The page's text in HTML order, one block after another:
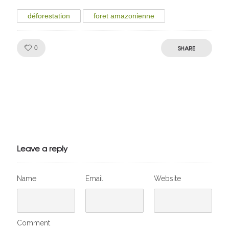
déforestation foret amazonienne
0 SHARE
Leave a reply
Name Email Website
Comment